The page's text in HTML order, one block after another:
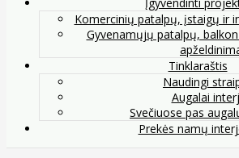
Komercinių patalpų, įstaigų ir
Gyvenamųjų patalpų,
Tinklaraštis
Naudingi
Augalai
Svečiuose pas
Prekės namų